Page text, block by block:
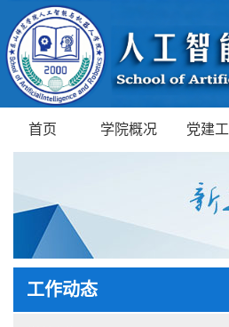
首页 学院概况 党建
工作动态